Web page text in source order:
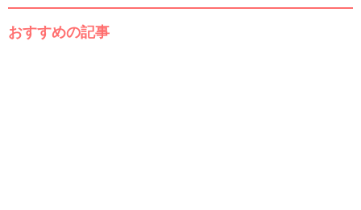
おすすめの記事